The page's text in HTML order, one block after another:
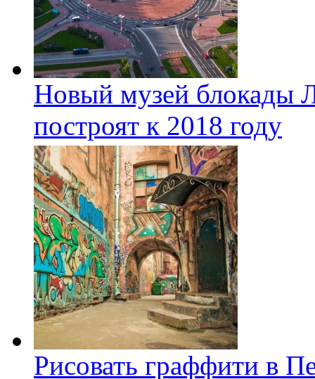
Новый музей блокады
построят к 2018 году
Рисовать граффити в